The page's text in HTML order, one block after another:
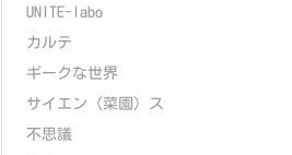
UNITE-labo
カルテ
ギークな世界
サイエン（菜園）ス
不思議